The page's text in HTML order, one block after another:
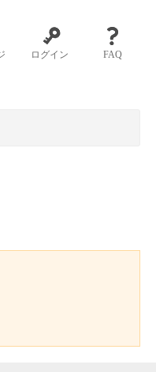
ログイン FAQ